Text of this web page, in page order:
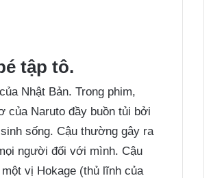
tập tô.
Nhật Bản. Trong phim,
của Naruto đầy buồn tủi bởi
sống. Cậu thường gây ra
người đối với mình. Cậu
vị Hokage (thủ lĩnh của